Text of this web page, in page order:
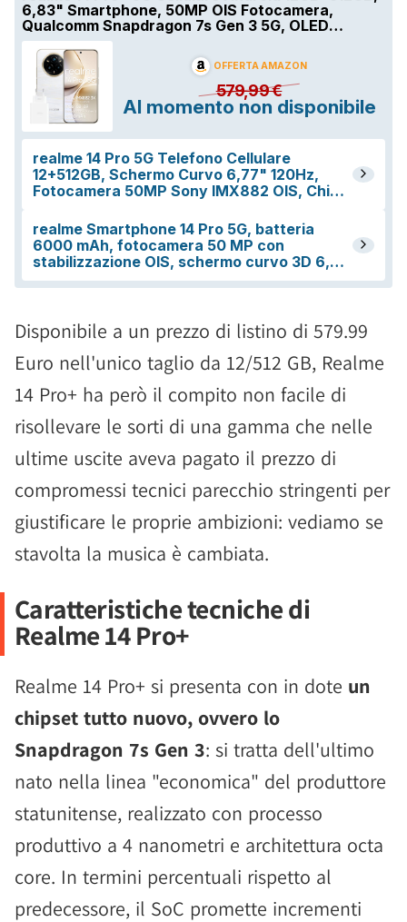
Disponibile a un prezzo di listino di 579.99
Euro nell'unico taglio da 12/512 GB, Realme
14 Pro+ ha però il compito non facile di
risollevare le sorti di una gamma che nelle
ultime uscite aveva pagato il prezzo di
compromessi tecnici parecchio stringenti per
giustificare le proprie ambizioni: vediamo se
stavolta la musica è cambiata.
Caratteristiche tecniche di
Realme 14 Pro+
Realme 14 Pro+ si presenta con in dote un
chipset tutto nuovo, ovvero lo
Snapdragon 7s Gen 3: si tratta dell'ultimo
nato nella linea "economica" del produttore
statunitense, realizzato con processo
produttivo a 4 nanometri e architettura octa
core. In termini percentuali rispetto al
predecessore, il SoC promette incrementi